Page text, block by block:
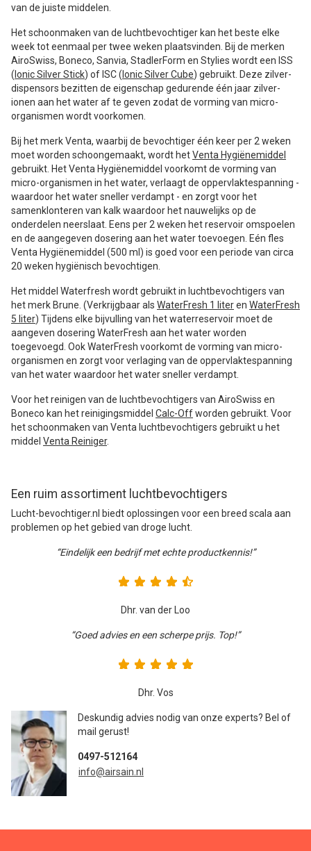
van de juiste middelen.
Het schoonmaken van de luchtbevochtiger kan het beste elke
week tot eenmaal per twee weken plaatsvinden. Bij de merken
AiroSwiss, Boneco, Sanvia, StadlerForm en Stylies wordt een ISS
( Ionic Silver Stick) of ISC ( Ionic Silver Cube) gebruikt. Deze zilver-
dispensors bezitten de eigenschap gedurende één jaar zilver-
ionen aan het water af te geven zodat de vorming van micro-
organismen wordt voorkomen.
Bij het merk Venta, waarbij de bevochtiger één keer per 2 weken
moet worden schoongemaakt, wordt hetVenta Hygiënemiddel
gebruikt. Het Venta Hygiënemiddel voorkomt de vorming van
micro-organismen in het water, verlaagt de oppervlaktespanning -
waardoor het water sneller verdampt - en zorgt voor het
samenklonteren van kalk waardoor het nauwelijks op de
onderdelen neerslaat. Eens per 2 weken het reservoir omspoelen
en de aangegeven dosering aan het water toevoegen. Eén fles
Venta Hygiënemiddel (500 ml) is goed voor een periode van circa
20 weken hygiënisch bevochtigen.
Het middel Waterfresh wordt gebruikt in luchtbevochtigers van
het merk Brune. (Verkrijgbaar als WaterFresh 1 literen WaterFresh
5 liter) Tijdens elke bijvulling van het waterreservoir moet de
aangeven dosering WaterFresh aan het water worden
toegevoegd. Ook WaterFresh voorkomt de vorming van micro-
organismen en zorgt voor verlaging van de oppervlaktespanning
van het water waardoor het water sneller verdampt.
Voor het reinigen van de luchtbevochtigers van AiroSwiss en
Boneco kan het reinigingsmiddel Calc-Offworden gebruikt. Voor
het schoonmaken van Venta luchtbevochtigers gebruikt u het
middel Venta Reiniger.
Een ruim assortiment luchtbevochtigers
Lucht-bevochtiger.nl biedt oplossingen voor een breed scala aan
problemen op het gebied van droge lucht.
“Eindelijk een bedrijf met echte productkennis!”
Dhr. van der Loo
“Goed advies en een scherpe prijs. Top!”
Dhr. Vos
Deskundig advies nodig van onze experts? Bel of
mail gerust!
0497-512164
info@airsain.nl